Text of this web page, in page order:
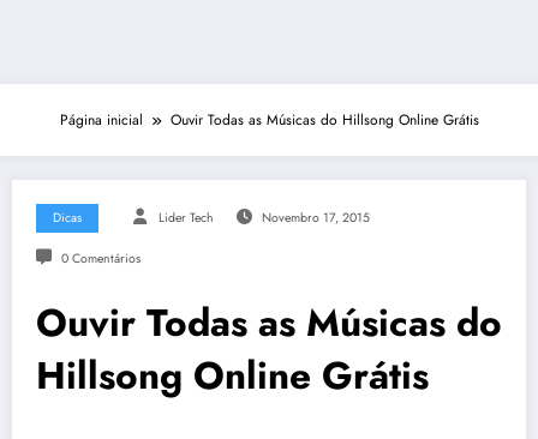
Página inicial Ouvir Todas as Músicas do Hillsong Online Grátis
Dicas Lider Tech Novembro 17, 2015
0 Comentários
Ouvir Todas as Músicas do
Hillsong Online Grátis